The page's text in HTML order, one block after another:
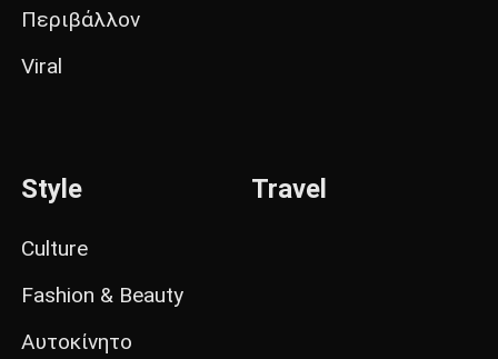
Περιβάλλον
Viral
Style
Culture
Fashion & Beauty
Αυτοκίνητο
Travel